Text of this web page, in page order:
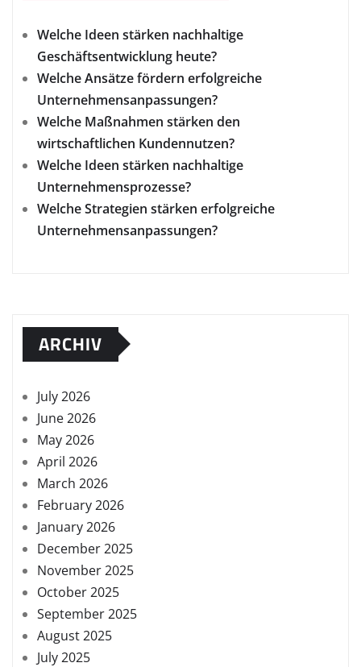
Welche Ideen stärken nachhaltige
Geschäftsentwicklung heute?
Welche Ansätze fördern erfolgreiche
Unternehmensanpassungen?
Welche Maßnahmen stärken den
wirtschaftlichen Kundennutzen?
Welche Ideen stärken nachhaltige
Unternehmensprozesse?
Welche Strategien stärken erfolgreiche
Unternehmensanpassungen?
ARCHIV
July 2026
June 2026
May 2026
April 2026
March 2026
February 2026
January 2026
December 2025
November 2025
October 2025
September 2025
August 2025
July 2025